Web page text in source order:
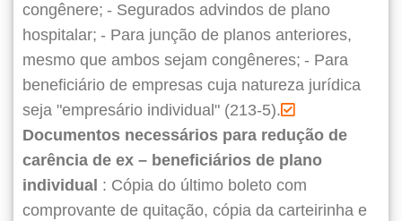
congênere; - Segurados advindos de plano
hospitalar; - Para junção de planos anteriores,
mesmo que ambos sejam congêneres; - Para
beneficiário de empresas cuja natureza jurídica
seja "empresário individual" (213-5).
Documentos necessários para redução de
carência de ex – beneficiários de plano
individual : Cópia do último boleto com
comprovante de quitação, cópia da carteirinha e